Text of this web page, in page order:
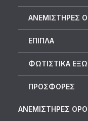
ΑΝΕΜΙΣΤΗΡΕΣ
ΕΠΙΠΛΑ
ΦΩΤΙΣΤΙΚΑ
ΠΡΟΣΦΟΡΕΣ
ΑΝΕΜΙΣΤΗΡΕΣ